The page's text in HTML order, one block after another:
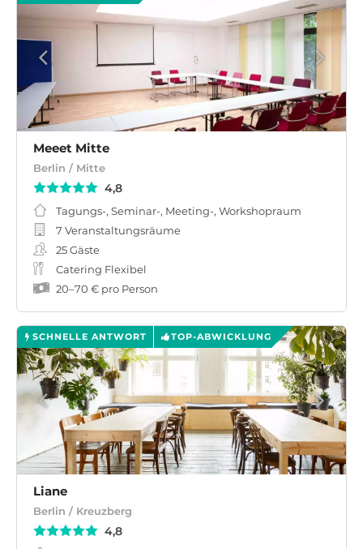
Meeet Mitte
Berlin / Mitte
4,8
Tagungs-, Seminar-, Meeting-, Workshopraum
7 Veranstaltungsräume
25Gäste
Catering Flexibel
20–70 € pro Person
SCHNELLE ANTWORT TOP-ABWICKLUNG
Liane
Berlin / Kreuzberg
4,8